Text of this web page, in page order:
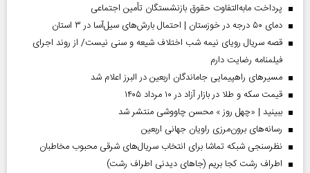
پرداخت مابه‌التفاوت حقوق بازنشستگان تأمین اجتماعی
دمای ۵۰ درجه در خوزستان | احتمال بارش‌های سیل‌آسا در ۳ استان
قصه سریال رویای نیمه شب اختلاف شیعه و سنی نیست/ از روند اجرای
فیلمنامه رضایت دارم
مسیر‌های راهپیمایی جاماندگان اربعین در البرز اعلام شد
قیمت سکه و طلا در بازار آزاد در ۱۰ مرداد ۱۴۰۵
ببینید | «چهل روز » محسن چاووشی منتشر شد
رسانه‌های برون‌مرزی راویان جهانی اربعین
نظرسنجی شبکه تماشا برای انتخاب سریال‌های شرقی محبوب مخاطبان
اطراف رشت کجا بریم (جاهای دیدنی اطراف رشت)